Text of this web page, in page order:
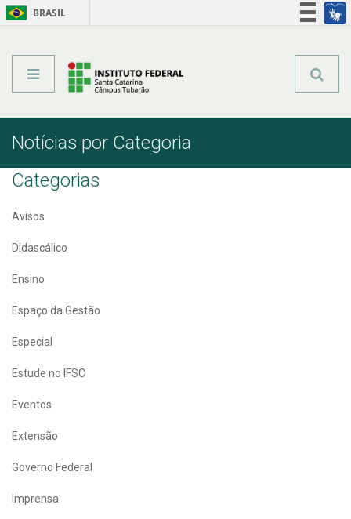
BRASIL
Notícias por Categoria
Categorias
Avisos
Didascálico
Ensino
Espaço da Gestão
Especial
Estude no IFSC
Eventos
Extensão
Governo Federal
Imprensa